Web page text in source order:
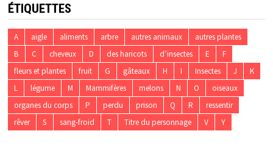
ÉTIQUETTES
A aigle aliments arbre autres animaux
autres plantes
B
C cheveux D des haricots d’insectes E
F
fleurs et plantes
fruit G gâteaux H I Insectes J
K
L
légume M Mammifères melons N O
oiseaux
organes du corps
P perdu prison Q R
ressentir
rêver
S sang-froid T Titre du personnage V Y